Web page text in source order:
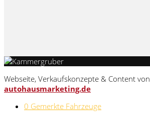
Webseite, Verkaufskonzepte & Content von
autohausmarketing.de
0 Gemerkte Fahrzeuge